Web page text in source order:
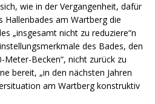
wie in der Vergangenheit, dafür
Hallenbades am Wartberg die
„insgesamt nicht zu reduziere“n
des Bades, den
Becken“, nicht zurück zu
bereit, „in den nächsten Jahren
am Wartberg konstruktiv